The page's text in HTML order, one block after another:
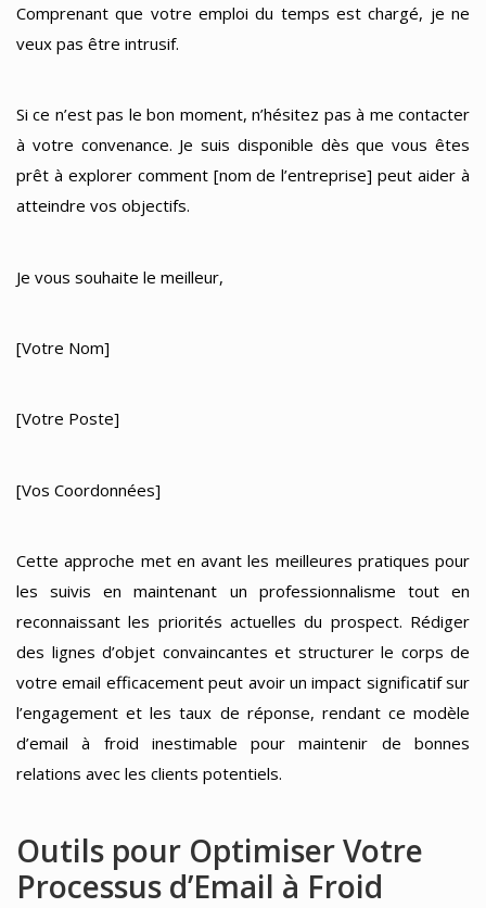
Comprenant que votre emploi du temps est chargé, je ne
veux pas être intrusif.
Si ce n’est pas le bon moment, n’hésitez pas à me contacter
à votre convenance. Je suis disponible dès que vous êtes
prêt à explorer comment [nom de l’entreprise] peut aider à
atteindre vos objectifs.
Je vous souhaite le meilleur,
[Votre Nom]
[Votre Poste]
[Vos Coordonnées]
Cette approche met en avant les meilleures pratiques pour
les suivis en maintenant un professionnalisme tout en
reconnaissant les priorités actuelles du prospect. Rédiger
des lignes d’objet convaincantes et structurer le corps de
votre email efficacement peut avoir un impact significatif sur
l’engagement et les taux de réponse, rendant ce modèle
d’email à froid inestimable pour maintenir de bonnes
relations avec les clients potentiels.
Outils pour Optimiser Votre
Processus d’Email à Froid